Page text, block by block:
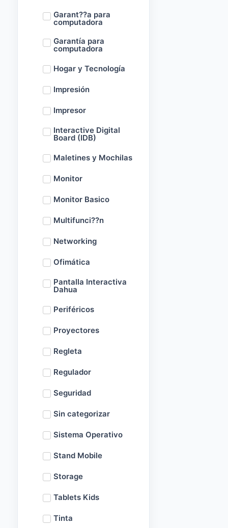
Garant??a para
computadora
Garantía para
computadora
Hogar y Tecnología
Impresión
Impresor
Interactive Digital
Board (IDB)
Maletines y Mochilas
Monitor
Monitor Basico
Multifunci??n
Networking
Ofimática
Pantalla Interactiva
Dahua
Periféricos
Proyectores
Regleta
Regulador
Seguridad
Sin categorizar
Sistema Operativo
Stand Mobile
Storage
Tablets Kids
Tinta